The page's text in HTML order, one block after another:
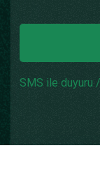
SMS ile duyuru